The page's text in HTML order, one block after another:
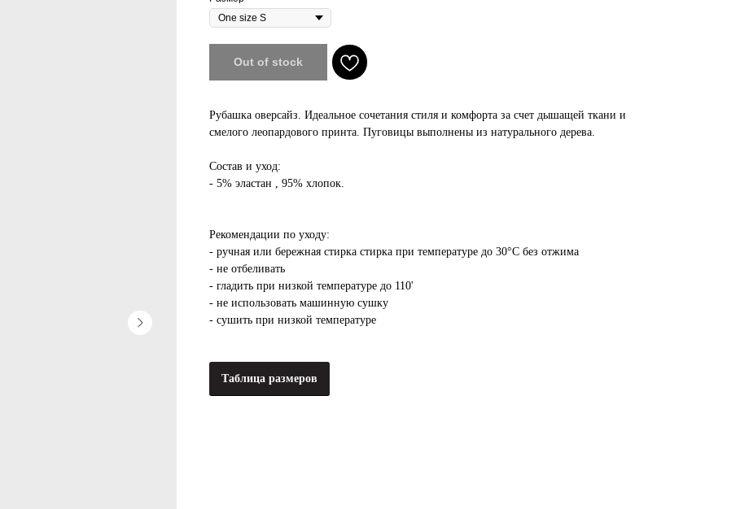
Out of stock
Рубашка оверсайз. Идеальное сочетания стиля и комфорта за счет дышащей ткани и
смелого леопардового принта. Пуговицы выполнены из натурального дерева.
Состав и уход:
- 5% эластан , 95% хлопок.
Рекомендации по уходу:
- ручная или бережная стирка стирка при температуре до 30°C без отжима
- не отбеливать
- гладить при низкой температуре до 110'
- не использовать машинную сушку
- сушить при низкой температуре
Таблица размеров